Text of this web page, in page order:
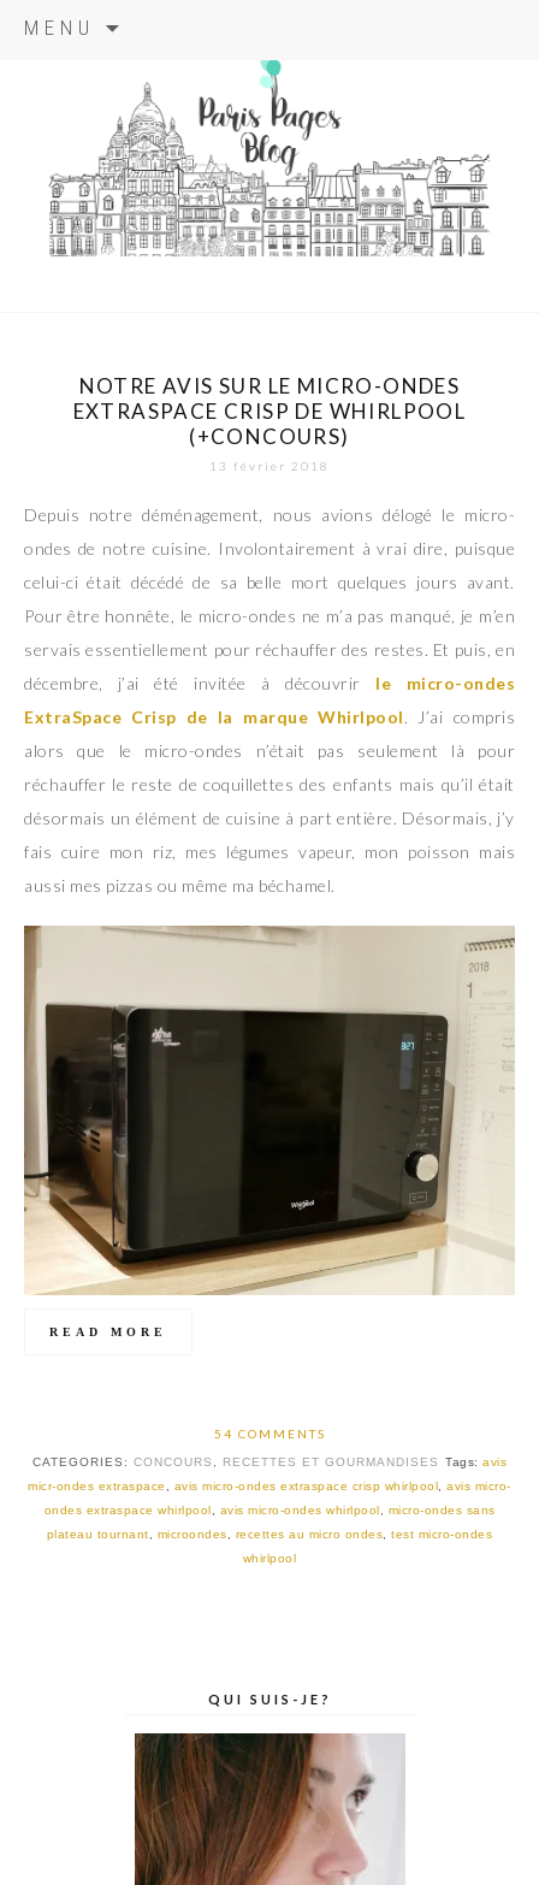
MENU
principal
paris pages
blog
NOTRE AVIS SUR LE MICRO-ONDES
EXTRASPACE CRISP DE WHIRLPOOL
(+CONCOURS)
13 février 2018
Depuis notre déménagement, nous avions délogé le micro-
ondes de notre cuisine. Involontairement à vrai dire, puisque
celui-ci était décédé de sa belle mort quelques jours avant.
Pour être honnête, le micro-ondes ne m’a pas manqué, je m’en
servais essentiellement pour réchauffer des restes. Et puis, en
décembre, j’ai été invitée à découvrir le micro-ondes
ExtraSpace Crisp de la marque Whirlpool. J’ai compris
alors que le micro-ondes n’était pas seulement là pour
réchauffer le reste de coquillettes des enfants mais qu’il était
désormais un élément de cuisine à part entière. Désormais, j’y
fais cuire mon riz, mes légumes vapeur, mon poisson mais
aussi mes pizzas ou même ma béchamel.
READ MORE
54 COMMENTS
CATEGORIES: CONCOURS RECETTES ET GOURMANDISES Tags: avis
micr-ondes extraspace
avis micro-ondes extraspace crisp whirlpool ,avis micro-
ondes extraspace whirlpool
avis micro-ondes whirlpool
micro-ondes sans
plateau tournant
microondes recettes au micro ondes ,test micro-ondes
whirlpool
QUI SUIS-JE?